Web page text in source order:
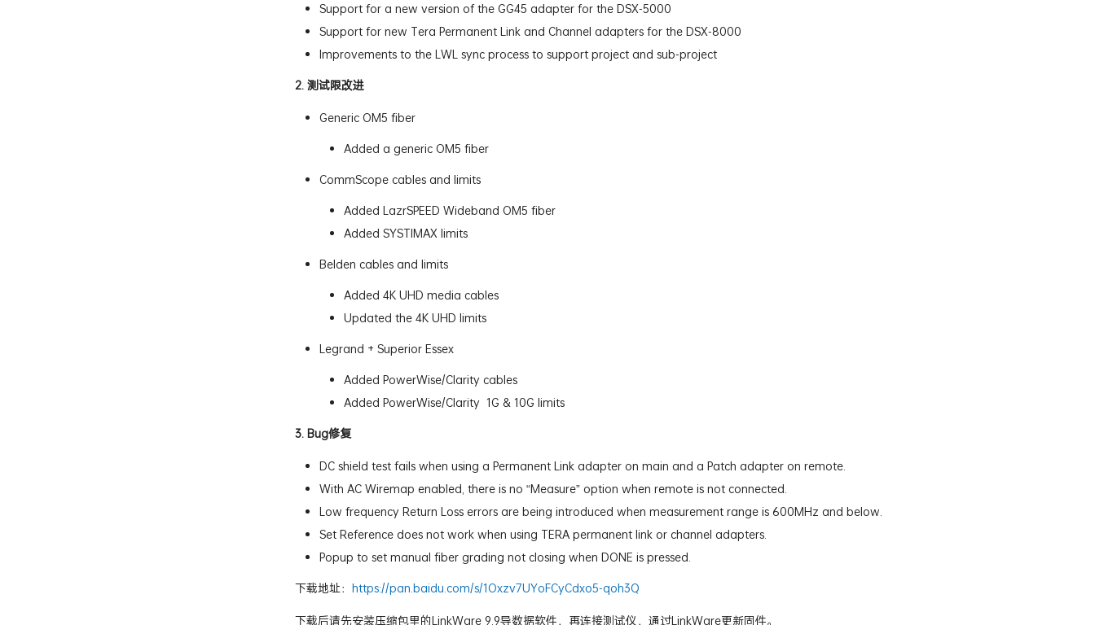
Support for a new version of the GG45 adapter for the DSX-5000
Support for new Tera Permanent Link and Channel adapters for the DSX-8000
Improvements to the LWL sync process to support project and sub-project
2. 测试限改进
Generic OM5 fiber
Added a generic OM5 fiber
CommScope cables and limits
Added LazrSPEED Wideband OM5 fiber
Added SYSTIMAX limits
Belden cables and limits
Added 4K UHD media cables
Updated the 4K UHD limits
Legrand + Superior Essex
Added PowerWise/Clarity cables
Added PowerWise/Clarity 1G & 10G limits
3. Bug修复
DC shield test fails when using a Permanent Link adapter on main and a Patch adapter on remote.
With AC Wiremap enabled, there is no “Measure” option when remote is not connected.
Low frequency Return Loss errors are being introduced when measurement range is 600MHz and below.
Set Reference does not work when using TERA permanent link or channel adapters.
Popup to set manual fiber grading not closing when DONE is pressed.
下载地址： https://pan.baidu.com/s/1Oxzv7UYoFCyCdxo5-qoh3Q
下载后请先安装压缩包里的LinkWare 9.9导数据软件，再连接测试仪，通过LinkWare更新固件。